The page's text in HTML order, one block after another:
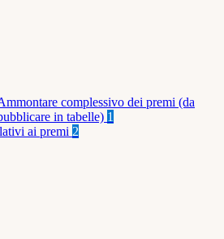
complessivo dei premi (da
in tabelle) 1
ai premi 2